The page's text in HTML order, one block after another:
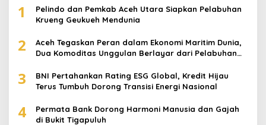
1
Pelindo dan Pemkab Aceh Utara Siapkan Pelabuhan
Krueng Geukueh Mendunia
2
Aceh Tegaskan Peran dalam Ekonomi Maritim Dunia,
Dua Komoditas Unggulan Berlayar dari Pelabuhan
3
BNI Pertahankan Rating ESG Global, Kredit Hijau
Terus Tumbuh Dorong Transisi Energi Nasional
4
Permata Bank Dorong Harmoni Manusia dan Gajah
di Bukit Tigapuluh